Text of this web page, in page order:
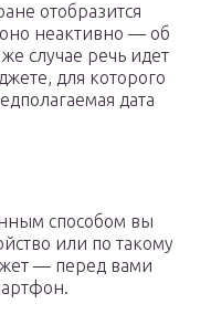
отобразится
неактивно — об
случае речь идет
для которого
дата
способом вы
или по такому
— перед вами